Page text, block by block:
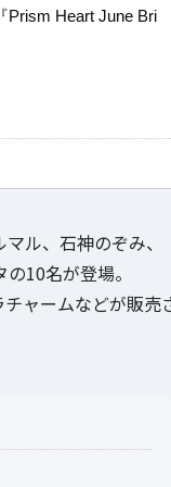
Prism Heart June Bri
ル、石神のぞみ、
10名が登場。
ャームなどが販売